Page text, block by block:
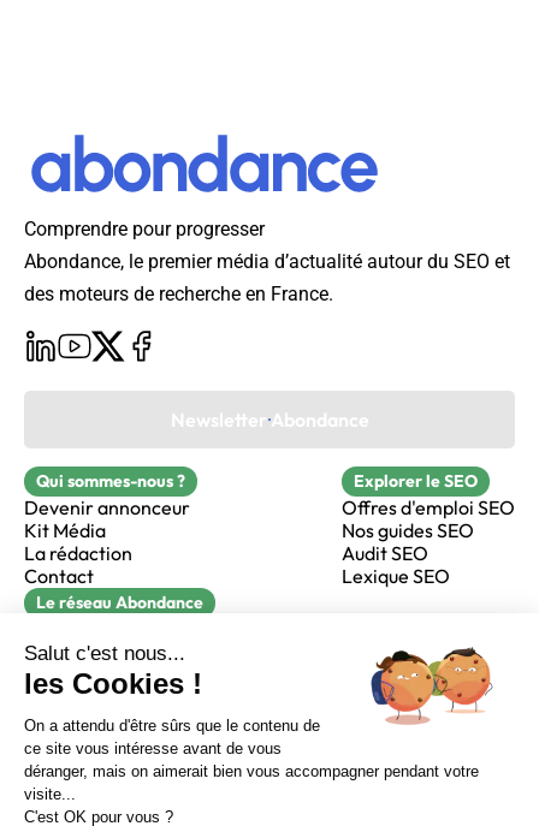
Sur LinkedIn Sur Youtube
Sur X Sur Facebook
Comprendre pour progresser
Abondance, le premier média d’actualité autour du SEO et
des moteurs de recherche en France.
Newsletter Abondance
Qui sommes-nous ?
Devenir annonceur
Kit Média
La rédaction
Contact
Explorer le SEO
Offres d'emploi SEO
Nos guides SEO
Audit SEO
Lexique SEO
Le réseau Abondance
Réacteur
alfie formation